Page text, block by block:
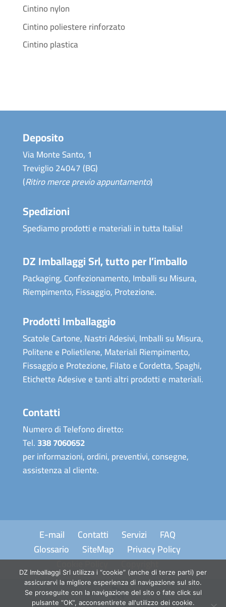
Cintino nylon
Cintino poliestere rinforzato
Cintino plastica
Deposito
Via Monte Santo, 1
Treviglio 24047 (BG)
(Ritiro merce previo appuntamento)
Spedizioni
Spediamo prodotti e materiali in tutta Italia!
DZ Imballaggi Srl, tutto per l’imballo
Packaging, Confezionamento, Imballi su Misura,
Riempimento, Fissaggio, Protezione.
Prodotti Imballaggio
Scatole Cartone, Nastri Adesivi, Imballi su Misura,
Politene e Polietilene, Materiali Riempimento,
Fissaggio e Protezione, Filato e Cordetta, Spaghi,
Etichette Adesive e tanti altri prodotti e materiali.
Contatti
Numero di Telefono diretto:
Tel.338 7060652
per informazioni, ordini, preventivi, consegne,
assistenza al cliente.
E-mail Contatti Servizi
FAQ
Glossario
SiteMap
Privacy Policy
Cookie Policy
Copyright
DZ Imballaggi Srl utilizza i “cookie” (anche di terze parti) per
assicurarvi la migliore esperienza di navigazione sul sito.
Se proseguite con la navigazione del sito o fate click sul
pulsante “OK”, acconsentirete all'utilizzo dei cookie.